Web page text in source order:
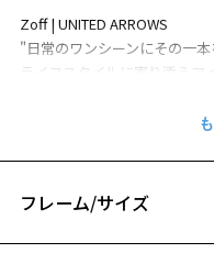
Zoff | UNITED ARROWS
"日常のワンシーンにその一
ライフスタイルに寄り添うア
上品でクラシカルなデザイン
ムにもフィット。
自信と魅力を引き出すウェリ
フレーム/サイズ